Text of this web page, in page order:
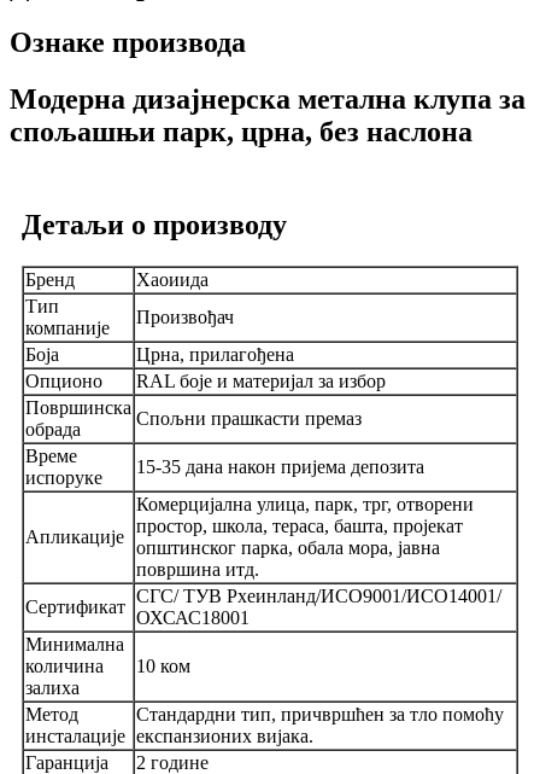
Ознаке производа
Модерна дизајнерска метална клупа за
спољашњи парк, црна, без наслона
Детаљи о производу
Бренд
Хаоиида
Тип
компаније
Произвођач
Боја
Црна, прилагођена
Опционо
RAL боје и материјал за избор
Површинска
обрада
Спољни прашкасти премаз
Време
испоруке
15-35 дана након пријема депозита
Апликације
Комерцијална улица, парк, трг, отворени
простор, школа, тераса, башта, пројекат
општинског парка, обала мора, јавна
површина итд.
Сертификат
СГС/ ТУВ Рхеинланд/ИСО9001/ИСО14001/
ОХСАС18001
Минимална
количина
залиха
10 ком
Метод
инсталације
Стандардни тип, причвршћен за тло помоћу
експанзионих вијака.
Гаранција
2 године